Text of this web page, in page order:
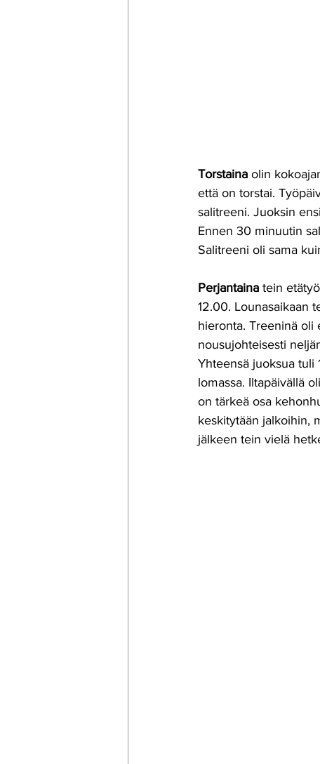
Torstaina olin
että on torstai.
salitreeni. Juoksin
Ennen 30 minuutin
Salitreeni oli sama
Perjantaina tein
12.00. Lounasaikaan
hieronta. Treeninä
nousujohteisesti
Yhteensä juoksua tuli
lomassa. Iltapäivällä
on tärkeä osa
keskitytään jalkoihin,
jälkeen tein vielä